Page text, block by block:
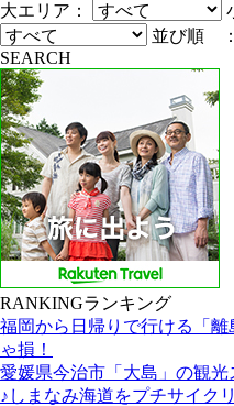
大エリア：
並び順 ：
SEARCH
RANKINGランキング
福岡から日帰りで行ける「
ゃ損！
愛媛県今治市「大島」の観
♪しまなみ海道をプチサイク